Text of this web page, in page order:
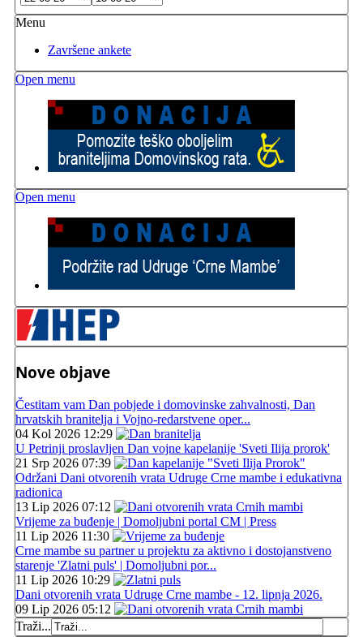
Menu
Završene ankete
Open menu
Open menu
Nove objave
Čestitam vam Dan pobjede i domovinske zahvalnosti, Dan
hrvatskih branitelja i Vojno-redarstvene oper...
04 Kol 2026 12:29
U Petrinji proslavljen Dan vojne kapelanije 'Sveti Ilija prorok'
21 Srp 2026 07:39
Održani Dani otvorenih vrata Udruge Crne mambe i edukativna
radionica
13 Lip 2026 07:12
Vrijeme za buđenje | Domoljubni portal CM | Press
11 Lip 2026 11:30
Crne mambe su partner u projektu za aktivno i dostojanstveno
starenje 'Zlatni puls' | Domoljubni por...
11 Lip 2026 10:29
Dani otvorenih vrata Udruge Crne mambe - 12. lipnja 2026.
09 Lip 2026 05:12
Traži...